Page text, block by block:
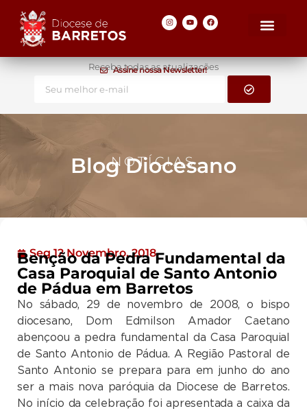
Assine nossa Newsletter!
Receba todas as atualizações
NOTÍCIAS
Blog Diocesano
Seg 12 Novembro, 2018
Benção da Pedra Fundamental da
Casa Paroquial de Santo Antonio
de Pádua em Barretos
No sábado, 29 de novembro de 2008, o bispo
diocesano, Dom Edmilson Amador Caetano
abençoou a pedra fundamental da Casa Paroquial
de Santo Antonio de Pádua. A Região Pastoral de
Santo Antonio se prepara para em junho do ano
ser a mais nova paróquia da Diocese de Barretos.
No início da celebração foi apresentada a caixa da